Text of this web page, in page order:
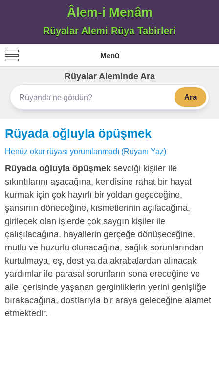
Âlem-i Menâm
Rüyalar Alemi Rüya Tabirleri
Menü
Rüyalar Aleminde Ara
Ara
Rüyada oğluyla öpüşmek
Henüz okur rüyası yorumlanmadı (Rüyanı Yaz)
Rüyada oğluyla öpüşmek sevdiği kişiler ile
sıkıntılarını aşacağına, kendisine rahat bir hayat
kurmak için çok hayırlı bir yoldan geçeceğine,
şansının döneceğine, kısmetlerinin açılacağına,
girilecek olan işlerde çok saygın kişiler ile
çalışılacağına, hayallerin gerçeğe dönüşeceğine,
mutlu ve huzurlu olunacağına, sağlık sorunlarından
kurtulmaya, eş, dost ya da akrabalardan alınacak
yardımlar ile parasal sorunların sona ereceğine ve
aile içerisinde yaşanan gerginliklerin yerini genişliğe
bırakacağına, dostlarıyla bir araya geleceğine alamet
etmektedir.